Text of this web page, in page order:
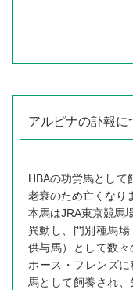
アルピナの訃報に
HBAの功労馬として
老衰のため亡くなり
本馬はJRA東京競馬
異動し、門別種馬
供与馬）として数々
ホース・フレンズ
馬として飼養され